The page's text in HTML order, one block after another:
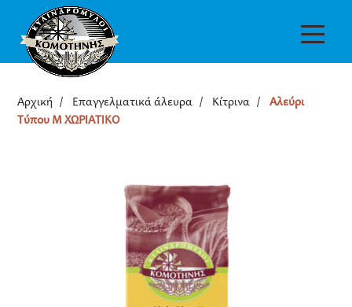
Αρχική / Επαγγελματικά άλευρα / Κίτρινα /Αλεύρι
Τύπου Μ ΧΩΡΙΑΤΙΚΟ